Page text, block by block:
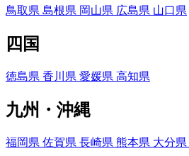
鳥取県 島根県 岡山県 広島県 山口県
四国
徳島県 香川県 愛媛県 高知県
九州・沖縄
福岡県 佐賀県 長崎県 熊本県 大分県